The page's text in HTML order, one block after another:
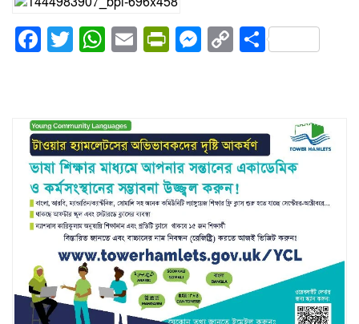
Facebook
Twitter
WhatsApp
EmailPrintFriendly
Messenger
CopyShare